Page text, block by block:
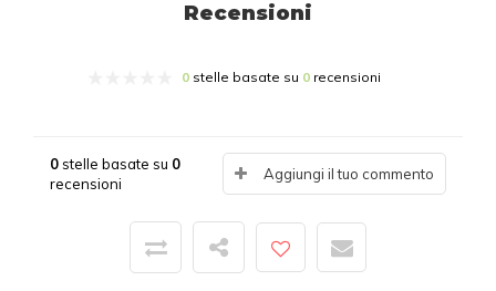
Recensioni
0 stelle basate su 0 recensioni
0stelle basate su 0
recensioni
Aggiungi il tuo commento